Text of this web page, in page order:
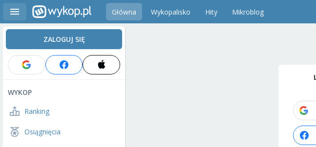
Główna Wykopalisko Hity Mikroblog
ZALOGUJ SIĘ
WYKOP
Ranking
Osiągnięcia